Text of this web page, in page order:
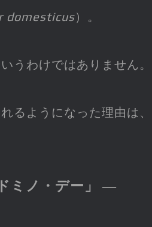
domesticus）。
うわけではありません。
るようになった理由は、
ミノ・デー」 ―